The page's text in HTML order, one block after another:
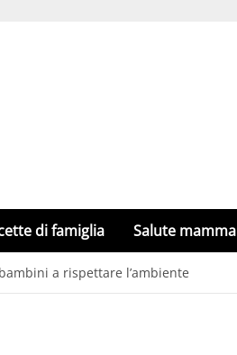
di famiglia Salute mamma
a rispettare l’ambiente